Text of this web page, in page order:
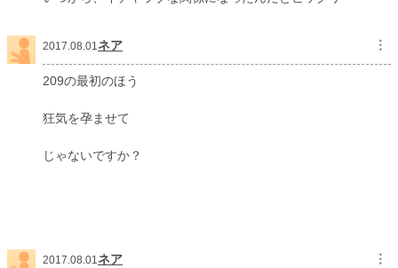
2017.08.01ネア ︙
209の最初のほう
狂気を孕ませて
じゃないですか？
2017.08.01ネア ︙